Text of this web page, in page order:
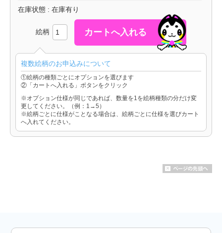
在庫状態 : 在庫有り
絵柄
複数絵柄のお申込みについて
①絵柄の種類ごとにオプションを選びます
②「カートへ入れる」ボタンをクリック
※オプション仕様が同じであれば、数量を1を絵柄種類の分だけ変
更してください。（例：1→5）
※絵柄ごとに仕様がことなる場合は、絵柄ごとに仕様を選びカート
へ入れてください。